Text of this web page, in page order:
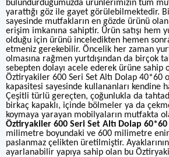
bulundurduğumuzda ürünlerimizin tüm
yarattığı göz ile gayet görülebilmektedir.
sayesinde mutfakların en gözde ürünü
erişim imkanına sahiptir. Ürün satışı hem
olduğu için ürünü inceledikten hemen
etmeniz gerekebilir. Öncelik her zaman
olmasına rağmen yurtdışından da birçok
sebepten dolayı acele ederek ürüne sahip
Öztiryakiler 600 Seri Set Altı Dolap 40*60
kapasitesi sayesinde kullananları kendine
Çeşitli türlü gereçten, çoğunlukla da
birkaç kapaklı, içinde bölmeler ya da
koymaya yarayan mobilyaların mutfakta
Öztiryakiler 600 Seri Set Altı Dolap 60*60
milimetre boyundaki ve 600 milimetre
paslanmaz çelikten üretilmiştir.
ayarlanabilir yapıya sahip olan bu